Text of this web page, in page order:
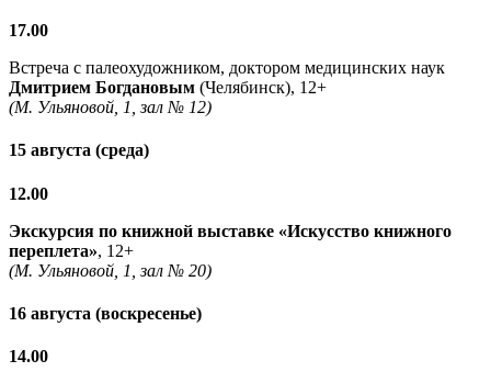
17.00
Встреча с палеохудожником, доктором медицинских наук
Дмитрием Богдановым (Челябинск), 12+
(М. Ульяновой, 1, зал № 12)
15 августа (среда)
12.00
Экскурсия по книжной выставке «Искусство книжного
переплета», 12+
(М. Ульяновой, 1, зал № 20)
16 августа (воскресенье)
14.00